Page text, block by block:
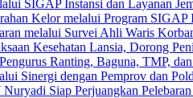
SIGAP Instansi dan Layanan
Kelor melalui Program SIGAP
melalui Survei Ahli Waris
Kesehatan Lansia, Dorong
Ranting, Baguna, TMP,
Sinergi dengan Pemprov dan
Siap Perjuangkan Pelebaran